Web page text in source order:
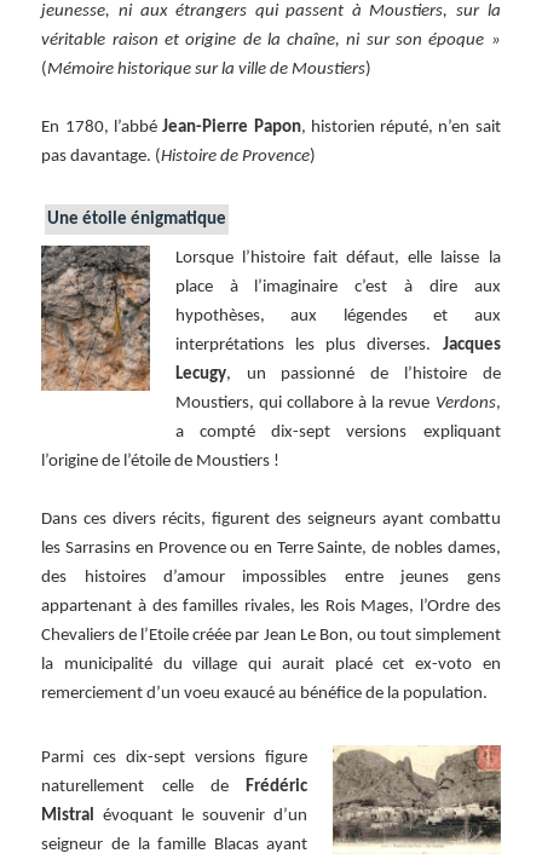
jeunesse, ni aux étrangers qui passent à Moustiers, sur la
véritable raison et origine de la chaîne, ni sur son époque »
(Mémoire historique sur la ville de Moustiers)
En 1780, l’abbéJean-Pierre Papon, historien réputé, n’en sait
pas davantage. (Histoire de Provence)
Une étoile énigmatique
Lorsque l’histoire fait défaut, elle laisse la
place à l’imaginaire c’est à dire aux
hypothèses, aux légendes et aux
interprétations les plus diverses. Jacques
Lecugy, un passionné de l’histoire de
Moustiers, qui collabore à la revue Verdons,
a compté dix-sept versions expliquant
l’origine de l’étoile de Moustiers !
Dans ces divers récits, figurent des seigneurs ayant combattu
les Sarrasins en Provence ou en Terre Sainte, de nobles dames,
des histoires d’amour impossibles entre jeunes gens
appartenant à des familles rivales, les Rois Mages, l’Ordre des
Chevaliers de l’Etoile créée par Jean Le Bon, ou tout simplement
la municipalité du village qui aurait placé cet ex-voto en
remerciement d’un voeu exaucé au bénéfice de la population.
Parmi ces dix-sept versions figure
naturellement celle de
Frédéric
Mistral
évoquant le souvenir d’un
seigneur de la famille Blacas ayant